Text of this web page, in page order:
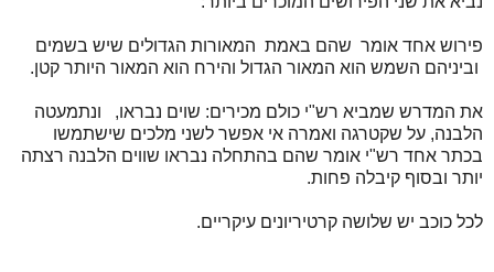
פירוש אחד אומר שהם באמת המאורות הגדולים שיש בשמים
וביניהם השמש הוא המאור הגדול והירח הוא המאור היותר קטן.
את המדרש שמביא רש"י כולם מכירים: שוים נבראו, ונתמעטה
הלבנה, על שקטרגה ואמרה אי אפשר לשני מלכים שישתמשו
בכתר אחד רש"י אומר שהם בהתחלה נבראו שווים הלבנה רצתה
יותר ובסוף קיבלה פחות.
לכל כוכב יש שלושה קרטיריונים עיקריים.